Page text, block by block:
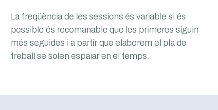
La freqüència de les sessions és variable si és
possible és recomanable que les primeres siguin
més seguides i a partir que elaborem el pla de
treball se solen espaiar en el temps.